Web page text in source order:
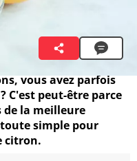
vous avez parfois
C'est peut-être parce
de la meilleure
simple pour
citron.